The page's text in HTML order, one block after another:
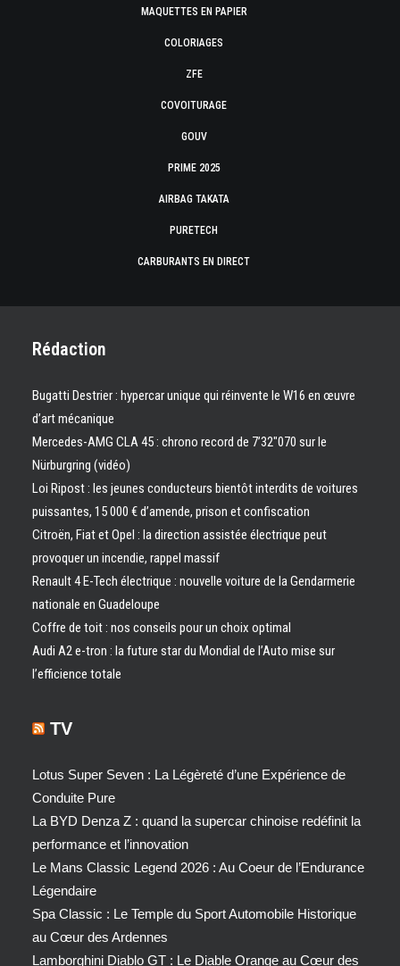
MAQUETTES EN PAPIER
COLORIAGES
ZFE
COVOITURAGE
GOUV
PRIME 2025
AIRBAG TAKATA
PURETECH
CARBURANTS EN DIRECT
Rédaction
Bugatti Destrier : hypercar unique qui réinvente le W16 en œuvre
d’art mécanique
Mercedes-AMG CLA 45 : chrono record de 7’32″070 sur le
Nürburgring (vidéo)
Loi Ripost : les jeunes conducteurs bientôt interdits de voitures
puissantes, 15 000 € d’amende, prison et confiscation
Citroën, Fiat et Opel : la direction assistée électrique peut
provoquer un incendie, rappel massif
Renault 4 E-Tech électrique : nouvelle voiture de la Gendarmerie
nationale en Guadeloupe
Coffre de toit : nos conseils pour un choix optimal
Audi A2 e-tron : la future star du Mondial de l’Auto mise sur
l’efficience totale
TV
Lotus Super Seven : La Légèreté d’une Expérience de
Conduite Pure
La BYD Denza Z : quand la supercar chinoise redéfinit la
performance et l’innovation
Le Mans Classic Legend 2026 : Au Coeur de l’Endurance
Légendaire
Spa Classic : Le Temple du Sport Automobile Historique
au Cœur des Ardennes
Lamborghini Diablo GT : Le Diable Orange au Cœur des